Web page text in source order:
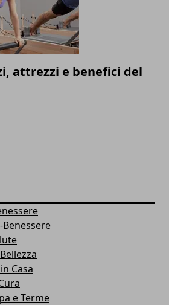
attrezzi e benefici del
Casa
e Terme